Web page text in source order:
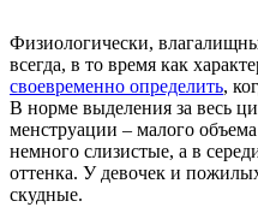
Физиологически,
всегда, в то время как
своевременно определить,
В норме выделения за весь
менструации – малого
немного слизистые, а в
оттенка. У девочек и
скудные.